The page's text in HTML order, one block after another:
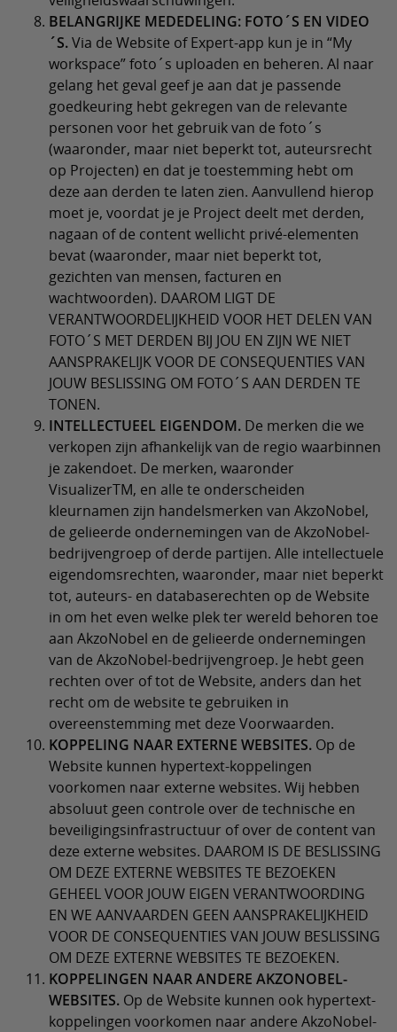
BELANGRIJKE MEDEDELING: FOTO´S EN VIDEO
´S.Via de Website of Expert-app kun je in “My
workspace” foto´s uploaden en beheren. Al naar
gelang het geval geef je aan dat je passende
goedkeuring hebt gekregen van de relevante
personen voor het gebruik van de foto´s
(waaronder, maar niet beperkt tot, auteursrecht
op Projecten) en dat je toestemming hebt om
deze aan derden te laten zien. Aanvullend hierop
moet je, voordat je je Project deelt met derden,
nagaan of de content wellicht privé-elementen
bevat (waaronder, maar niet beperkt tot,
gezichten van mensen, facturen en
wachtwoorden). DAAROM LIGT DE
VERANTWOORDELIJKHEID VOOR HET DELEN VAN
FOTO´S MET DERDEN BIJ JOU EN ZIJN WE NIET
AANSPRAKELIJK VOOR DE CONSEQUENTIES VAN
JOUW BESLISSING OM FOTO´S AAN DERDEN TE
TONEN.
INTELLECTUEEL EIGENDOM. De merken die we
verkopen zijn afhankelijk van de regio waarbinnen
je zakendoet. De merken, waaronder
VisualizerTM, en alle te onderscheiden
kleurnamen zijn handelsmerken van AkzoNobel,
de gelieerde ondernemingen van de AkzoNobel-
bedrijvengroep of derde partijen. Alle intellectuele
eigendomsrechten, waaronder, maar niet beperkt
tot, auteurs- en databaserechten op de Website
in om het even welke plek ter wereld behoren toe
aan AkzoNobel en de gelieerde ondernemingen
van de AkzoNobel-bedrijvengroep. Je hebt geen
rechten over of tot de Website, anders dan het
recht om de website te gebruiken in
overeenstemming met deze Voorwaarden.
KOPPELING NAAR EXTERNE WEBSITES. Op de
Website kunnen hypertext-koppelingen
voorkomen naar externe websites. Wij hebben
absoluut geen controle over de technische en
beveiligingsinfrastructuur of over de content van
deze externe websites. DAAROM IS DE BESLISSING
OM DEZE EXTERNE WEBSITES TE BEZOEKEN
GEHEEL VOOR JOUW EIGEN VERANTWOORDING
EN WE AANVAARDEN GEEN AANSPRAKELIJKHEID
VOOR DE CONSEQUENTIES VAN JOUW BESLISSING
OM DEZE EXTERNE WEBSITES TE BEZOEKEN.
KOPPELINGEN NAAR ANDERE AKZONOBEL-
WEBSITES. Op de Website kunnen ook hypertext-
koppelingen voorkomen naar andere AkzoNobel-